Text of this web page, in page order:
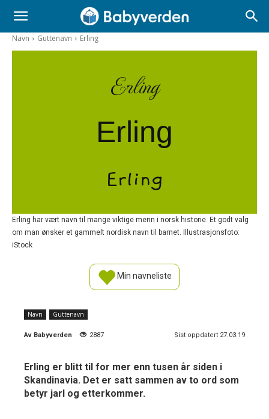
Navn Guttenavn Erling
Erling
Erling
Erling
Erling har vært navn til mange viktige menn i norsk historie. Et godt valg
om man ønsker et gammelt nordisk navn til barnet. Illustrasjonsfoto:
iStock
Min navneliste
Navn Guttenavn
Av Babyverden 2887 Sist oppdatert 27.03.19
Erling er blitt til for mer enn tusen år siden i
Skandinavia. Det er satt sammen av to ord som
betyr jarl og etterkommer.